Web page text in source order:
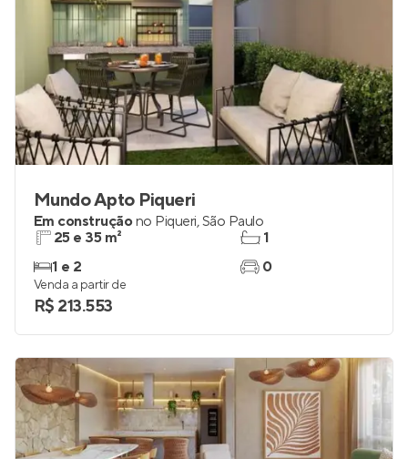
Mundo Apto Piqueri
Em construçãono Piqueri,São Paulo
25 e 35 m²
1 e 2
1
0
Venda a partir de
R$ 213.553